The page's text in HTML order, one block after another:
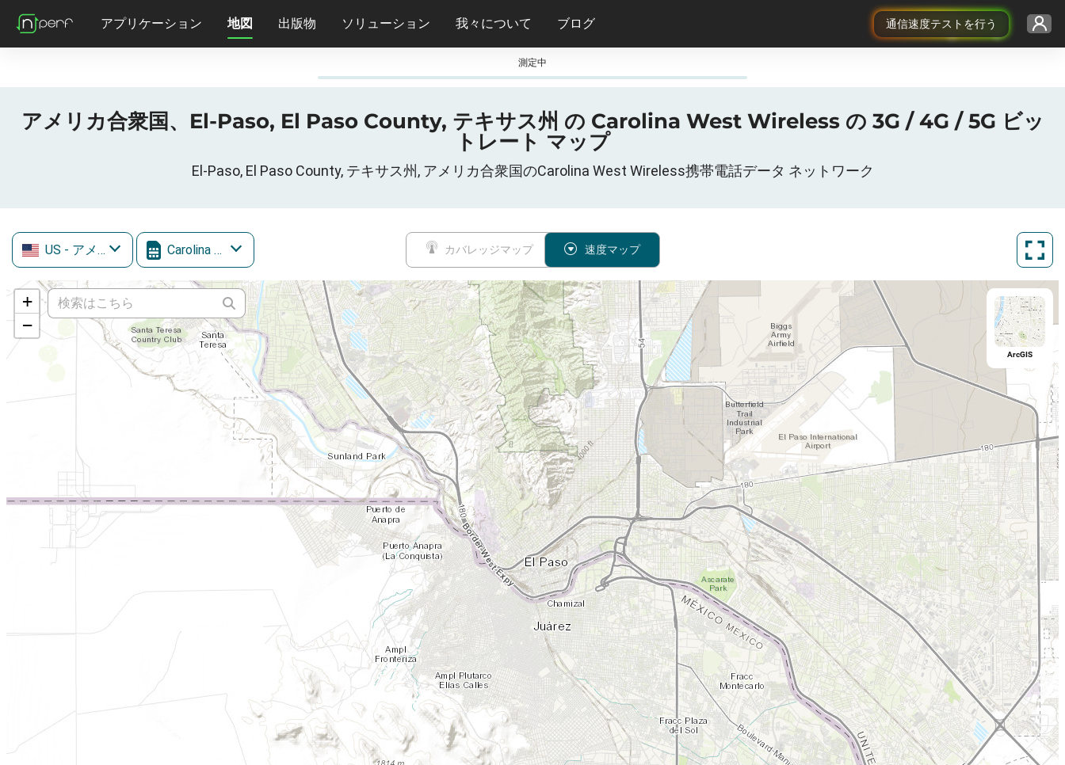
通信速度テストを行う
アプリケーション 地図 出版物 ソリューション 我々について ブログ
測定中
アメリカ合衆国、El-Paso, El Paso County, テキサス州 の Carolina West Wireless の 3G / 4G / 5G ビッ
トレート マップ
El-Paso, El Paso County, テキサス州, アメリカ合衆国のCarolina West Wireless携帯電話データ ネットワーク
US - アメリカ合衆国 Carolina West Wireless カバレッジマップ 速度マップ
+
−
ArcGIS